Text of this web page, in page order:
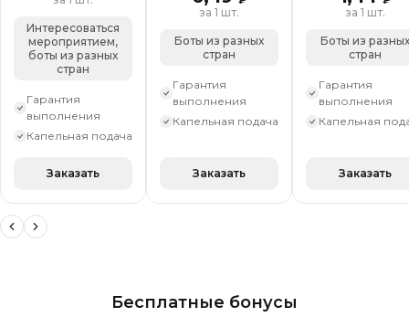
Интересоваться
мероприятием,
боты из разных
стран
Гарантия
выполнения
Капельная подача
Заказать
за 1 шт.
Боты из разных
стран
Гарантия
выполнения
Капельная подача
Заказать
за 1 шт.
Боты из разных
стран
Гарантия
выполнения
Капельная
Заказать
Бесплатные бонусы